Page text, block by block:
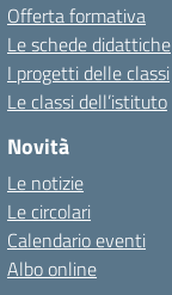
Offerta formativa
Le schede didattiche
I progetti delle classi
Le classi dell’istituto
Novità
Le notizie
Le circolari
Calendario eventi
Albo online